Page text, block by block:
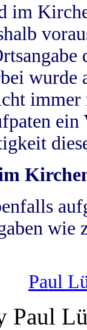
im
wurde
wie
Paul
Paul